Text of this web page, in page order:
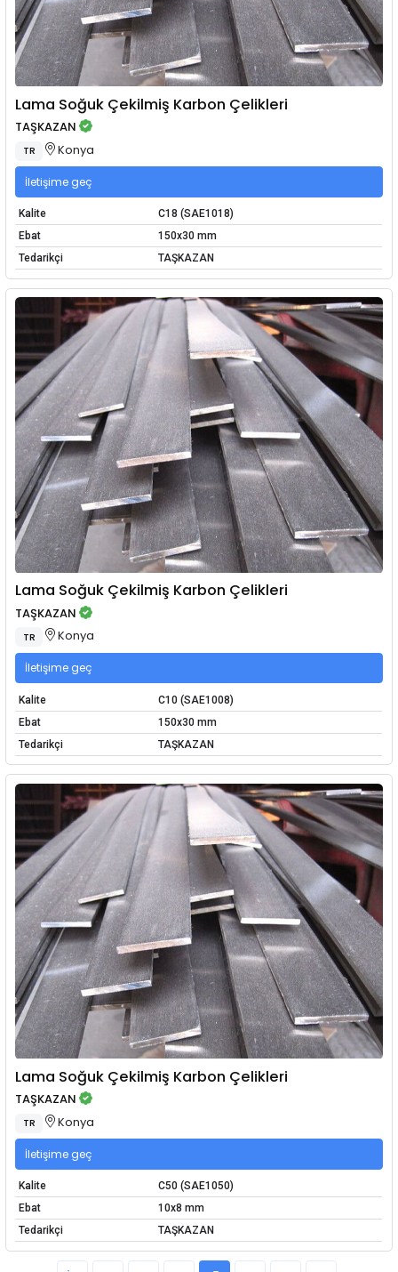
Lama Soğuk Çekilmiş Karbon Çelikleri
TAŞKAZAN
TR Konya
İletişime geç
Kalite
C18 (SAE1018)
Ebat
150x30 mm
Tedarikçi
TAŞKAZAN
Lama Soğuk Çekilmiş Karbon Çelikleri
TAŞKAZAN
TR Konya
İletişime geç
Kalite
C10 (SAE1008)
Ebat
150x30 mm
Tedarikçi
TAŞKAZAN
Lama Soğuk Çekilmiş Karbon Çelikleri
TAŞKAZAN
TR Konya
İletişime geç
Kalite
C50 (SAE1050)
Ebat
10x8 mm
Tedarikçi
TAŞKAZAN